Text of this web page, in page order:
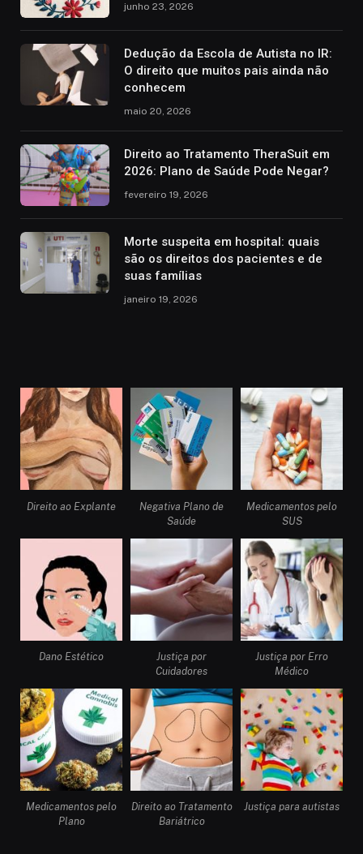
junho 23, 2026
Dedução da Escola de Autista no IR:
O direito que muitos pais ainda não
conhecem
maio 20, 2026
Direito ao Tratamento TheraSuit em
2026: Plano de Saúde Pode Negar?
fevereiro 19, 2026
Morte suspeita em hospital: quais
são os direitos dos pacientes e de
suas famílias
janeiro 19, 2026
Direito ao Explante
Negativa Plano de
Saúde
Medicamentos pelo
SUS
Dano Estético
Justiça por
Cuidadores
Justiça por Erro
Médico
Medicamentos pelo
Plano
Direito ao Tratamento
Bariátrico
Justiça para autistas